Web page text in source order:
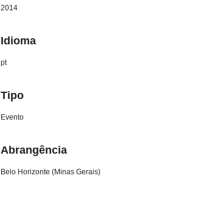
2014
Idioma
pt
Tipo
Evento
Abrangência
Belo Horizonte (Minas Gerais)